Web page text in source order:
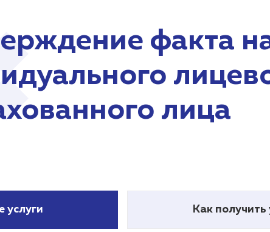
факта
лица
услуги Как получить